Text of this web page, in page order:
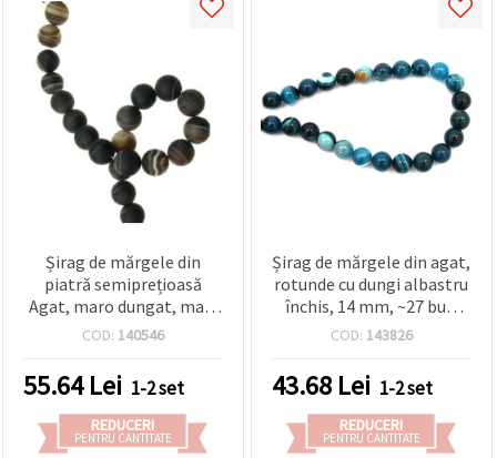
Șirag de mărgele din
piatră semiprețioasă
Agat, maro dungat, mat,
rotunde, 14 mm, ~28 buc.
COD: 140546
55.64Lei 1-2 set
REDUCERI
PENTRU CANTITATE
Șirag de mărgele din agat,
rotunde cu dungi albastru
închis, 14 mm, ~27 buc,
pentru bijuterii handmade
COD: 143826
43.68 Lei 1-2 set
REDUCERI
PENTRU CANTITATE